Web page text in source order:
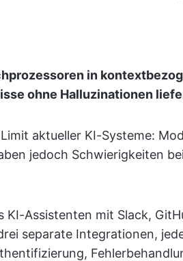
in
ohne Halluzinationen
aktueller KI-Systeme:
jedoch Schwierigkeiten
Assistenten mit Slack,
separate Integrationen,